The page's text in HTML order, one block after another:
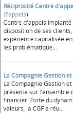
Réciprocité Centre
d'appels)
Centre d'appels implanté
disposition de ses
expérience capitalisée
les problématique...
La Compagnie Gestion et
La Compagnie Gestion
présente sur l'ensemble
financier. Forte du
valeurs, la CGF a réu...